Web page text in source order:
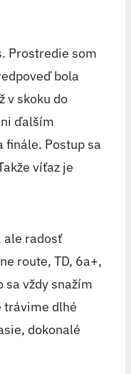
Prostredie som
bola
v skoku do
ďalším
finále. Postup sa
víťaz je
ale radosť
route, TD, 6a+,
vždy snažím
trávime dlhé
dokonalé